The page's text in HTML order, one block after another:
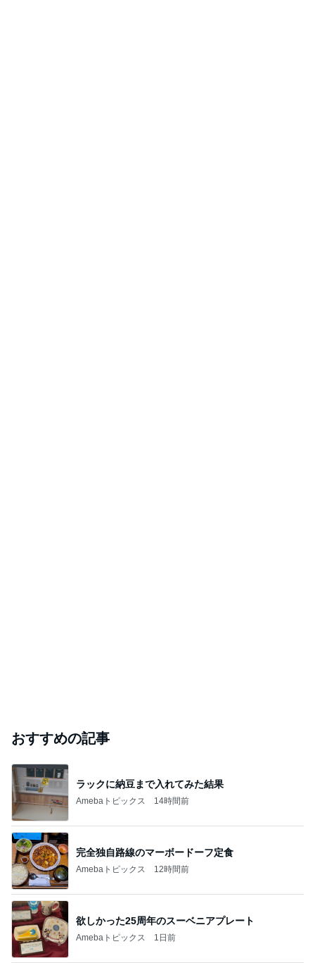
おすすめの記事
ラックに納豆まで入れてみた結果
Amebaトピックス 14時間前
完全独自路線のマーボードーフ定食
Amebaトピックス 12時間前
欲しかった25周年のスーベニアプレート
Amebaトピックス 1日前